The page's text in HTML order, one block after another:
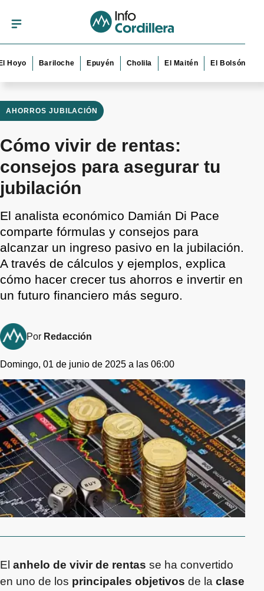
Bariloche Epuyén Cholila El Maitén El Bolsón Esquel
AHORROS JUBILACIÓN
Cómo vivir de rentas:
consejos para asegurar tu
jubilación
El analista económico Damián Di Pace
comparte fórmulas y consejos para
alcanzar un ingreso pasivo en la jubilación.
A través de cálculos y ejemplos, explica
cómo hacer crecer tus ahorros e invertir en
un futuro financiero más seguro.
Por Redacción
Domingo, 01 de junio de 2025 a las 06:00
El anhelo de vivir de rentas se ha convertido
en uno de los principales objetivos de la clase